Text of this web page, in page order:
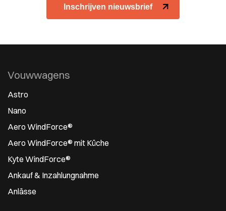
Inschrijven nieuwsbrief
Vouwwagens
Astro
Nano
Aero WindForce®
Aero WindForce® mit Küche
Kyte WindForce®
Ankauf & Inzahlungnahme
Anlässe